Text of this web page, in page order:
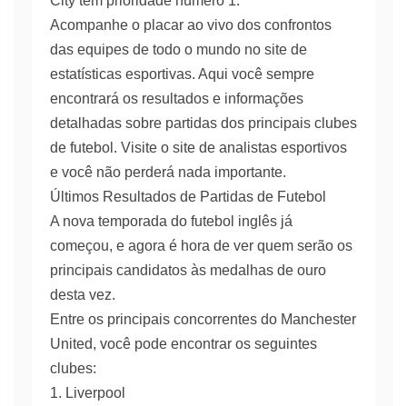
Acompanhe o placar ao vivo dos confrontos
das equipes de todo o mundo no site de
estatísticas esportivas. Aqui você sempre
encontrará os resultados e informações
detalhadas sobre partidas dos principais clubes
de futebol. Visite o site de analistas esportivos
e você não perderá nada importante.
Últimos Resultados de Partidas de Futebol
A nova temporada do futebol inglês já
começou, e agora é hora de ver quem serão os
principais candidatos às medalhas de ouro
desta vez.
Entre os principais concorrentes do Manchester
United, você pode encontrar os seguintes
clubes:
1. Liverpool